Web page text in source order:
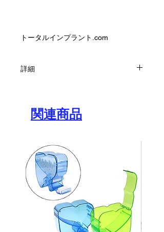
トータルインプラント.com
詳細
チタンレベル4
チタンメッシュ＆メンブレンホールド
стоматологична костна халс
骨牙釘
ズブニー・コスト・レピヴォスト
tandheelkundigeボットタック
Zahnärztlichen Knochen タック
οδοντιατρική οστών καρφί
ヘブライ語
fogaszati ​​csont タック
関連商品